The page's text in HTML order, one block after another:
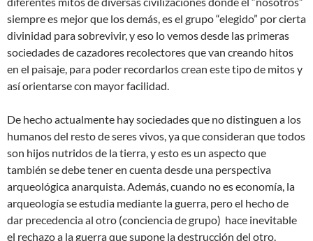
siempre es mejor que los demás, es el grupo “elegido” por cierta
divinidad para sobrevivir, y eso lo vemos desde las primeras
sociedades de cazadores recolectores que van creando hitos
en el paisaje, para poder recordarlos crean este tipo de mitos y
así orientarse con mayor facilidad.
De hecho actualmente hay sociedades que no distinguen a los
humanos del resto de seres vivos, ya que consideran que todos
son hijos nutridos de la tierra, y esto es un aspecto que
también se debe tener en cuenta desde una perspectiva
arqueológica anarquista. Además, cuando no es economía, la
arqueología se estudia mediante la guerra, pero el hecho de
dar precedencia al otro (conciencia de grupo) hace inevitable
el rechazo a la guerra que supone la destrucción del otro.